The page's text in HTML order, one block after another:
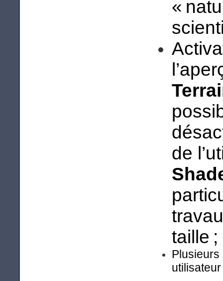
«
de
taille ;
Plusieurs
utilisateur